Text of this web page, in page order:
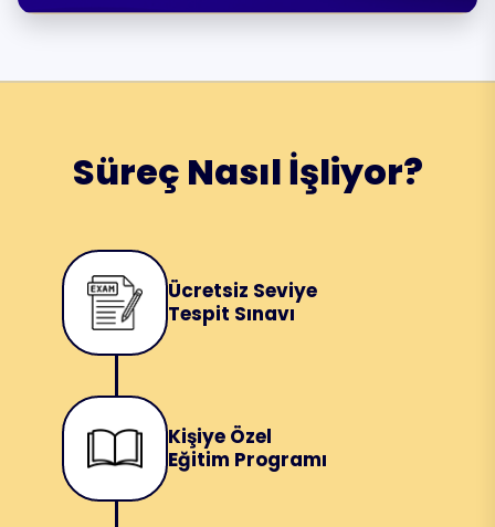
Süreç Nasıl İşliyor?
Ücretsiz Seviye
Tespit Sınavı
Kişiye Özel
Eğitim Programı